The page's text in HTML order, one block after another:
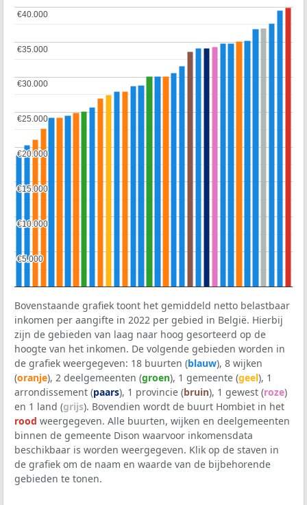
€5.000
€5.000
€10.000
€10.000
€15.000
€15.000
€20.000
€20.000
€25.000
€25.000
€30.000
€30.000
€35.000
€35.000
€40.000
€40.000
Bovenstaande grafiek toont het gemiddeld netto belastbaar
inkomen per aangifte in 2022 per gebied in België. Hierbij
zijn de gebieden van laag naar hoog gesorteerd op de
hoogte van het inkomen. De volgende gebieden worden in
de grafiek weergegeven: 18 buurten (blauw), 8 wijken
(oranje), 2 deelgemeenten (groen), 1 gemeente (geel), 1
arrondissement (paars), 1 provincie (bruin), 1 gewest (roze)
en 1 land (grijs). Bovendien wordt de buurt Hombiet in het
rood weergegeven. Alle buurten, wijken en deelgemeenten
binnen de gemeente Dison waarvoor inkomensdata
beschikbaar is worden weergegeven. Klik op de staven in
de grafiek om de naam en waarde van de bijbehorende
gebieden te tonen.